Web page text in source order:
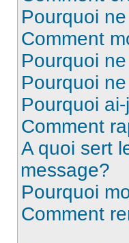
Pourquoi
Comment
Pourquoi
Pourquoi
Pourquoi
Comment
A quoi sert
message?
Pourquoi
Comment